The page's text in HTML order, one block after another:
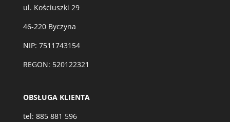
ul. Kościuszki 29
46-220 Byczyna
NIP: 7511743154
REGON: 520122321
OBSŁUGA KLIENTA
tel: 885 881 596